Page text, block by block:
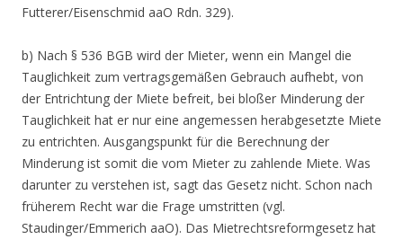
Futterer/Eisenschmid aaO Rdn. 329).
b) Nach § 536 BGB wird der Mieter, wenn ein Mangel die
Tauglichkeit zum vertragsgemäßen Gebrauch aufhebt, von
der Entrichtung der Miete befreit, bei bloßer Minderung der
Tauglichkeit hat er nur eine angemessen herabgesetzte Miete
zu entrichten. Ausgangspunkt für die Berechnung der
Minderung ist somit die vom Mieter zu zahlende Miete. Was
darunter zu verstehen ist, sagt das Gesetz nicht. Schon nach
früherem Recht war die Frage umstritten (vgl.
Staudinger/Emmerich aaO). Das Mietrechtsreformgesetz hat